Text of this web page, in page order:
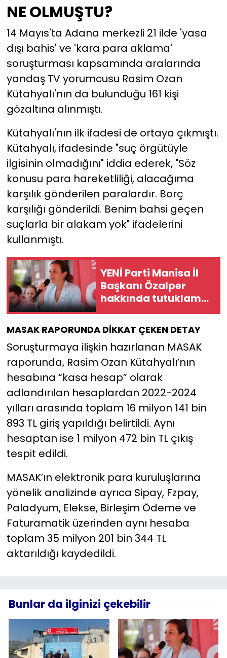
NE OLMUŞTU?
14 Mayıs'ta Adana merkezli 21 ilde 'yasa
dışı bahis' ve 'kara para aklama'
soruşturması kapsamında aralarında
yandaş TV yorumcusu Rasim Ozan
Kütahyalı'nın da bulunduğu 161 kişi
gözaltına alınmıştı.
Kütahyalı'nın ilk ifadesi de ortaya çıkmıştı.
Kütahyalı, ifadesinde "suç örgütüyle
ilgisinin olmadığını" iddia ederek, "Söz
konusu para hareketliliği, alacağıma
karşılık gönderilen paralardır. Borç
karşılığı gönderildi. Benim bahsi geçen
suçlarla bir alakam yok" ifadelerini
kullanmıştı.
YENİ Parti Manisa İl
Başkanı Özalper
hakkında tutuklama
kararı!
MASAK RAPORUNDA DİKKAT ÇEKEN DETAY
Soruşturmaya ilişkin hazırlanan MASAK
raporunda, Rasim Ozan Kütahyalı’nın
hesabına “kasa hesap” olarak
adlandırılan hesaplardan 2022-2024
yılları arasında toplam 16 milyon 141 bin
893 TL giriş yapıldığı belirtildi. Aynı
hesaptan ise 1 milyon 472 bin TL çıkış
tespit edildi.
MASAK’ın elektronik para kuruluşlarına
yönelik analizinde ayrıca Sipay, Fzpay,
Paladyum, Elekse, Birleşim Ödeme ve
Faturamatik üzerinden aynı hesaba
toplam 35 milyon 201 bin 344 TL
aktarıldığı kaydedildi.
Bunlar da ilginizi çekebilir